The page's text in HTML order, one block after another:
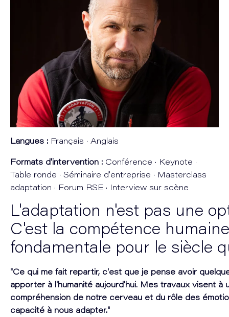
Langues : Français · Anglais
Formats d'intervention : Conférence · Keynote ·
Table ronde · Séminaire d'entreprise · Masterclass
adaptation · Forum RSE · Interview sur scène
L'adaptation n'est pas une
C'est la compétence humaine
fondamentale pour le siècle
"Ce qui me fait repartir, c'est que je pense avoir
apporter à l'humanité aujourd'hui. Mes travaux visent à
compréhension de notre cerveau et du rôle des
capacité à nous adapter."